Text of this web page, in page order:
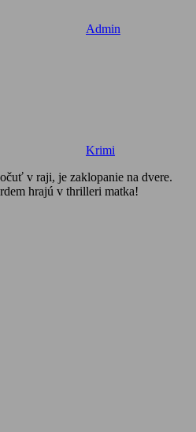
Admin
Krimi
v raji, je zaklopanie na dvere.
hrajú v thrilleri matka!